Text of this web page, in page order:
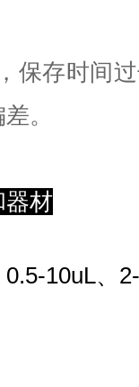
保存时间
。
器材
10uL、